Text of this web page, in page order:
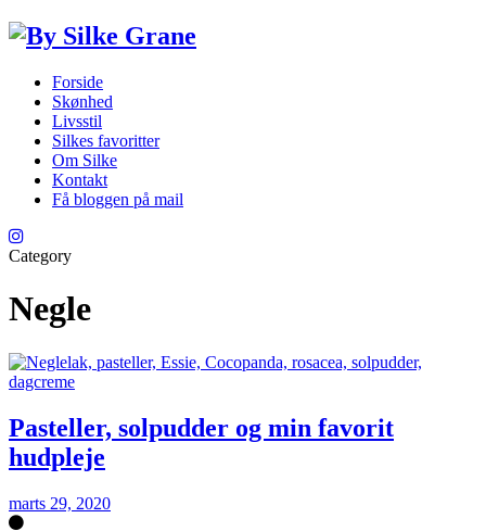
Forside
Skønhed
Livsstil
Silkes favoritter
Om Silke
Kontakt
Få bloggen på mail
Category
Negle
Pasteller, solpudder og min favorit
hudpleje
marts 29, 2020